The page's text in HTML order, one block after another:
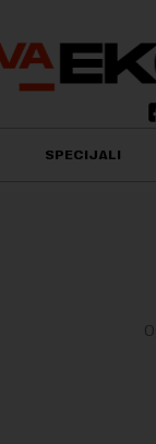
SPECIJALI